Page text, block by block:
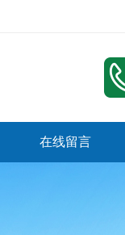
在线留言